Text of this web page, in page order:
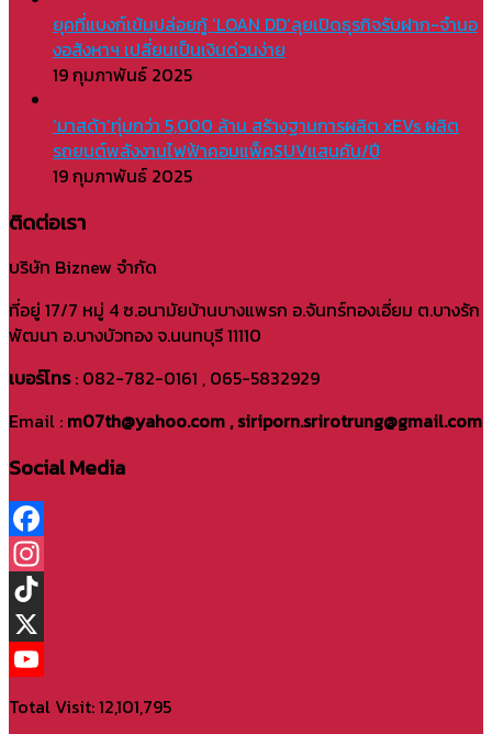
ยุคที่แบงก์เข้มปล่อยกู้ ‘LOAN DD’ลุยเปิดธุรกิจรับฝาก-จำนอ
งอสังหาฯ เปลี่ยนเป็นเงินด่วนง่าย
19 กุมภาพันธ์ 2025
‘มาสด้า’ทุ่มกว่า 5,000 ล้าน สร้างฐานการผลิต xEVs ผลิต
รถยนต์พลังงานไฟฟ้าคอมแพ็คSUVแสนคัน/ปี
19 กุมภาพันธ์ 2025
ติดต่อเรา
บริษัท Biznew จำกัด
ที่อยู่ 17/7 หมู่ 4 ซ.อนามัยบ้านบางแพรก อ.จันทร์ทองเอี่ยม ต.บางรัก
พัฒนา อ.บางบัวทอง จ.นนทบุรี 11110
เบอร์โทร: 082-782-0161 , 065-5832929
Email : m07th@yahoo.com , siriporn.srirotrung@gmail.com
Social Media
Facebook
Instagram
TikTok
X
Total Visit: 12,101,795